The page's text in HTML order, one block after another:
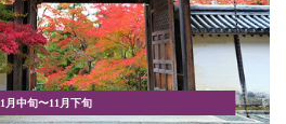
月中旬〜11月下旬